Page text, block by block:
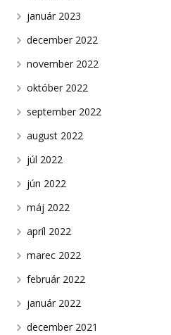
január 2023
december 2022
november 2022
október 2022
september 2022
august 2022
júl 2022
jún 2022
máj 2022
apríl 2022
marec 2022
február 2022
január 2022
december 2021